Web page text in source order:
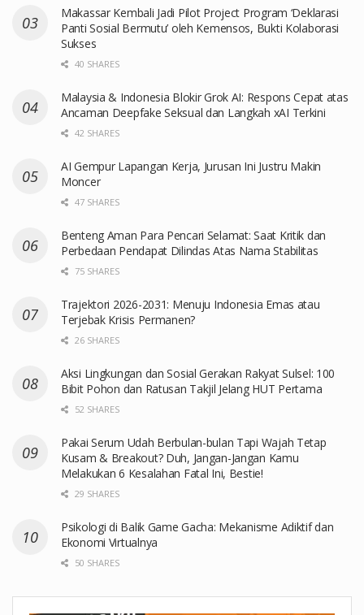
Makassar Kembali Jadi Pilot Project Program ‘Deklarasi
Panti Sosial Bermutu’ oleh Kemensos, Bukti Kolaborasi
Sukses
40 SHARES
Malaysia & Indonesia Blokir Grok AI: Respons Cepat atas
Ancaman Deepfake Seksual dan Langkah xAI Terkini
42 SHARES
AI Gempur Lapangan Kerja, Jurusan Ini Justru Makin
Moncer
47 SHARES
Benteng Aman Para Pencari Selamat: Saat Kritik dan
Perbedaan Pendapat Dilindas Atas Nama Stabilitas
75 SHARES
Trajektori 2026-2031: Menuju Indonesia Emas atau
Terjebak Krisis Permanen?
26 SHARES
Aksi Lingkungan dan Sosial Gerakan Rakyat Sulsel: 100
Bibit Pohon dan Ratusan Takjil Jelang HUT Pertama
52 SHARES
Pakai Serum Udah Berbulan-bulan Tapi Wajah Tetap
Kusam & Breakout? Duh, Jangan-Jangan Kamu
Melakukan 6 Kesalahan Fatal Ini, Bestie!
29 SHARES
Psikologi di Balik Game Gacha: Mekanisme Adiktif dan
Ekonomi Virtualnya
50 SHARES